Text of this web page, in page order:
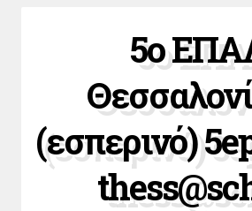
5ο
(εσπερινό)